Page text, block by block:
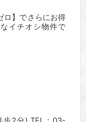
ロ】でさらにお得
イチオシ物件で